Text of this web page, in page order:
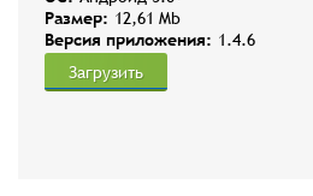
Размер: 12,61 Mb
Версия приложения: 1.4.6
Загрузить